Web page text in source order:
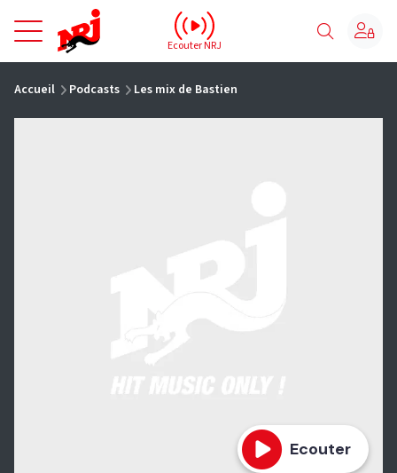
NRJ - Accueil
Ecouter NRJ
Accueil Podcasts Les mix de Bastien
Ecouter